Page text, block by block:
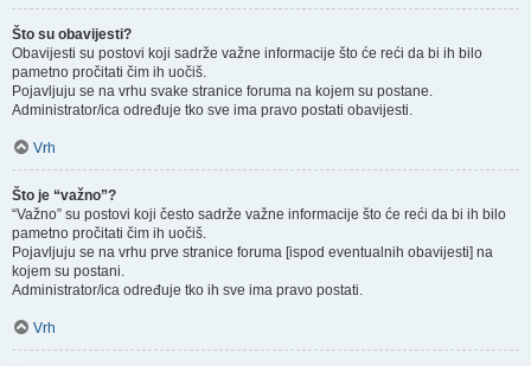
Što su obavijesti?
Obavijesti su postovi koji sadrže važne informacije što će reći da bi ih bilo
pametno pročitati čim ih uočiš.
Pojavljuju se na vrhu svake stranice foruma na kojem su postane.
Administrator/ica određuje tko sve ima pravo postati obavijesti.
Vrh
Što je “važno”?
“Važno” su postovi koji često sadrže važne informacije što će reći da bi ih bilo
pametno pročitati čim ih uočiš.
Pojavljuju se na vrhu prve stranice foruma [ispod eventualnih obavijesti] na
kojem su postani.
Administrator/ica određuje tko ih sve ima pravo postati.
Vrh